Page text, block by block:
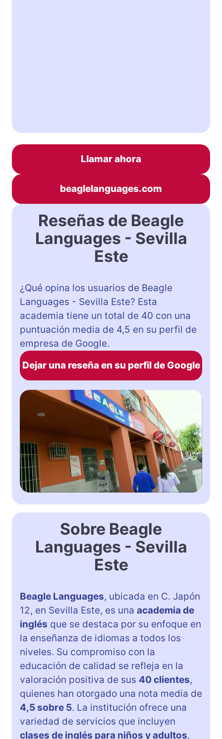
Llamar ahora
beaglelanguages.com
Reseñas de Beagle
Languages ​​- Sevilla
Este
¿Qué opina los usuarios de Beagle
Languages ​​- Sevilla Este? Esta
academia tiene un total de 40 con una
puntuación media de 4,5 en su perfil de
empresa de Google.
Dejar una reseña en su perfil de Google
Sobre Beagle
Languages ​​- Sevilla
Este
Beagle Languages, ubicada en C. Japón
12, en Sevilla Este, es una academia de
inglés que se destaca por su enfoque en
la enseñanza de idiomas a todos los
niveles. Su compromiso con la
educación de calidad se refleja en la
valoración positiva de sus 40 clientes,
quienes han otorgado una nota media de
4,5 sobre 5. La institución ofrece una
variedad de servicios que incluyen
clases de inglés para niños y adultos,